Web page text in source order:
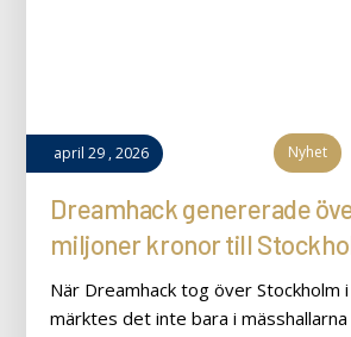
april 29 ,2026 Nyhet
Dreamhack genererade
miljoner kronor till
När Dreamhack tog över Stockholm
märktes det inte bara i